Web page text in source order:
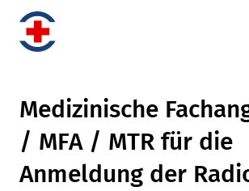
Medizinische
/ MFA / MTR für die
Anmeldung der